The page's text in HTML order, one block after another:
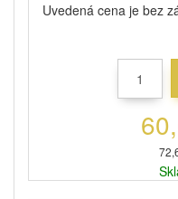
Uvedená cena je bez